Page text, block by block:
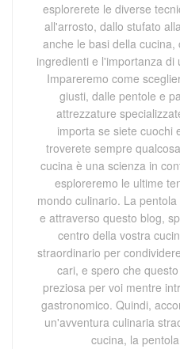
esplorerete le diverse
all'arrosto, dallo stufato
anche le basi della
ingredienti e l'importanza
Impareremo come
giusti, dalle pentole e
attrezzature
importa se siete cuochi
troverete sempre
cucina è una scienza in
esploreremo le ultime
mondo culinario. La
e attraverso questo blog,
centro della vostra
straordinario per
cari, e spero che
preziosa per voi mentre
gastronomico. Quindi,
un'avventura culinaria
cucina, la